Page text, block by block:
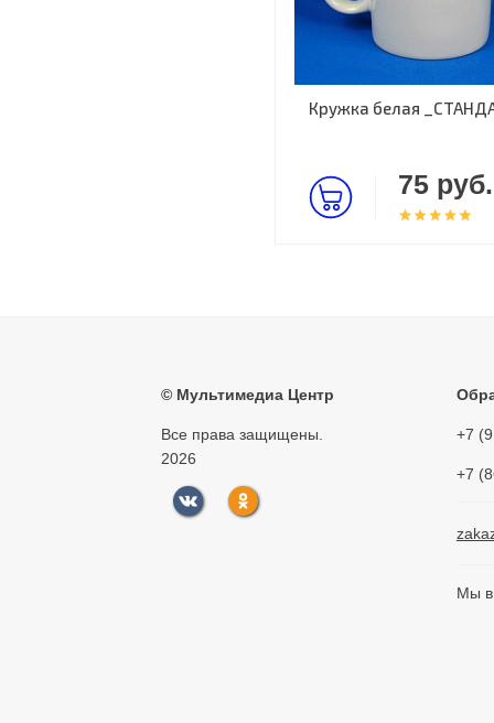
Кружка белая
75 руб.
©Мультимедиа Центр
Все права защищены.
2026
+7
+7
Мы в